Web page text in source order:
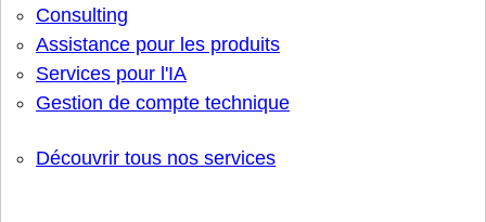
Consulting
Assistance pour les produits
Services pour l'IA
Gestion de compte technique
Découvrir tous nos services